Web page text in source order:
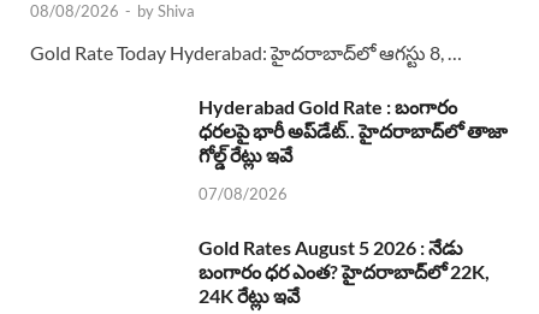
08/08/2026 - byShiva
Gold Rate Today Hyderabad: హైదరాబాద్‌లో ఆగస్టు 8, …
Hyderabad Gold Rate : బంగారం
ధరలపై భారీ అప్‌డేట్.. హైదరాబాద్‌లో తాజా
గోల్డ్ రేట్లు ఇవే
07/08/2026
Gold Rates August 5 2026 : నేడు
బంగారం ధర ఎంత? హైదరాబాద్‌లో 22K,
24K రేట్లు ఇవే